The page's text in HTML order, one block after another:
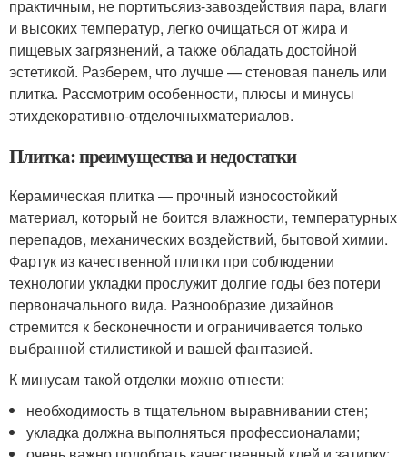
практичным, не портитьсяиз-завоздействия пара, влаги
и высоких температур, легко очищаться от жира и
пищевых загрязнений, а также обладать достойной
эстетикой. Разберем, что лучше — стеновая панель или
плитка. Рассмотрим особенности, плюсы и минусы
этихдекоративно-отделочныхматериалов.
Плитка: преимущества и недостатки
Керамическая плитка — прочный износостойкий
материал, который не боится влажности, температурных
перепадов, механических воздействий, бытовой химии.
Фартук из качественной плитки при соблюдении
технологии укладки прослужит долгие годы без потери
первоначального вида. Разнообразие дизайнов
стремится к бесконечности и ограничивается только
выбранной стилистикой и вашей фантазией.
К минусам такой отделки можно отнести:
необходимость в тщательном выравнивании стен;
укладка должна выполняться профессионалами;